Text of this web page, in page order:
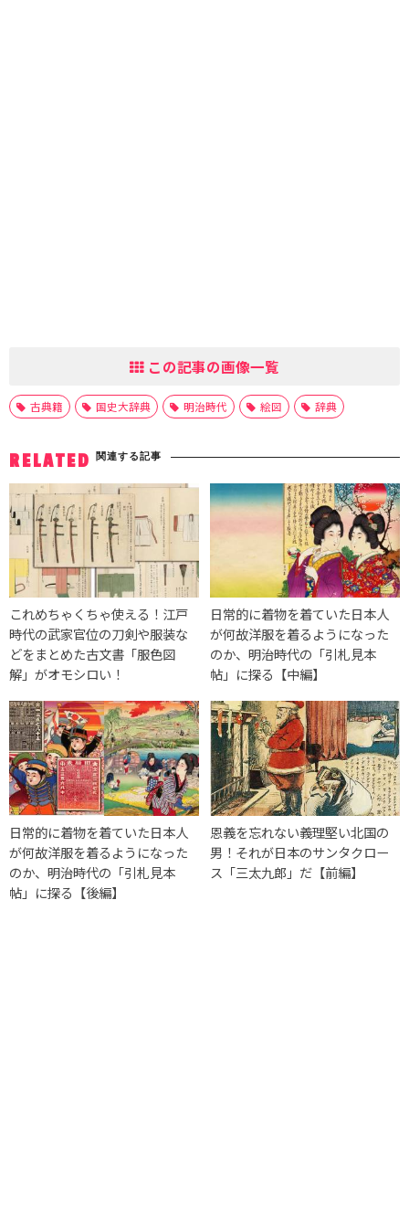
この記事の画像一覧
古典籍 国史大辞典 明治時代 絵図 辞典
RELATED 関連する記事
これめちゃくちゃ使える！江戸
時代の武家官位の刀剣や服装な
どをまとめた古文書「服色図
解」がオモシロい！
日常的に着物を着ていた日本人
が何故洋服を着るようになった
のか、明治時代の「引札見本
帖」に探る【中編】
日常的に着物を着ていた日本人
が何故洋服を着るようになった
のか、明治時代の「引札見本
帖」に探る【後編】
恩義を忘れない義理堅い北国の
男！それが日本のサンタクロー
ス「三太九郎」だ【前編】